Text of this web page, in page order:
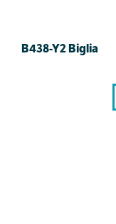
B438-Y2 Biglia